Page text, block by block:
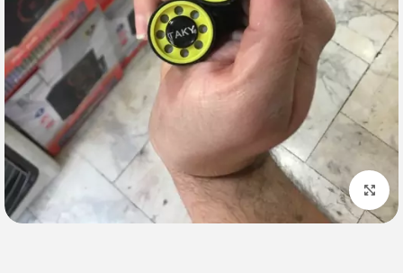
بزرگنمایی تصویر